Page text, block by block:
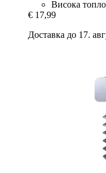
Висока
€ 17,99
Доставка до 17.